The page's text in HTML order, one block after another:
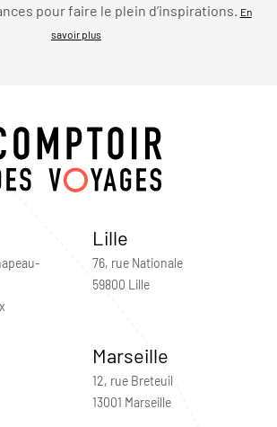
pour faire le plein d’inspirations.
En
savoir plus
Lille
76, rue Nationale
59800 Lille
Marseille
12, rue Breteuil
13001 Marseille